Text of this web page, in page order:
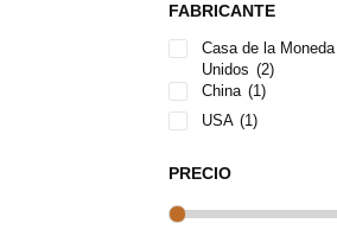
FABRICANTE
Casa de la
Unidos (2)
China (1)
USA (1)
PRECIO